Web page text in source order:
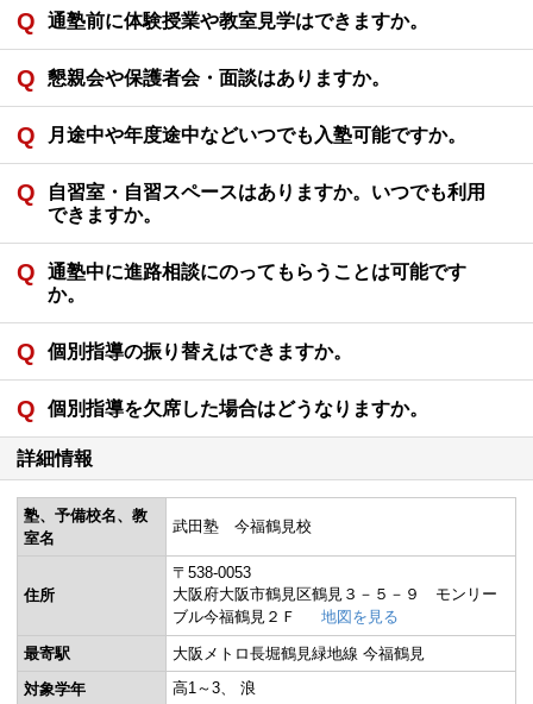
通塾前に体験授業や教室見学はできますか。
懇親会や保護者会・面談はありますか。
月途中や年度途中などいつでも入塾可能ですか。
自習室・自習スペースはありますか。いつでも利用
できますか。
通塾中に進路相談にのってもらうことは可能です
か。
個別指導の振り替えはできますか。
個別指導を欠席した場合はどうなりますか。
詳細情報
塾、予備校名、教
室名
武田塾 今福鶴見校
住所
〒538-0053
大阪府大阪市鶴見区鶴見３－５－９ モンリー
ブル今福鶴見２Ｆ
地図を見る
最寄駅
大阪メトロ長堀鶴見緑地線 今福鶴見
対象学年
高1～3 浪